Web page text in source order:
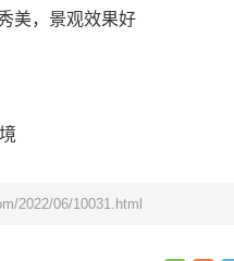
美，景观效果好
2022/06/10031.html